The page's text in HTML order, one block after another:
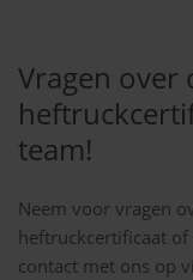
Vragen over
team!
Neem voor vragen
heftruckcertificaat
contact met ons op